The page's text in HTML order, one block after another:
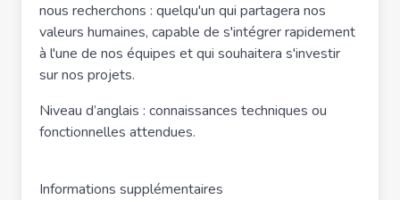
nous recherchons : quelqu'un qui partagera nos
valeurs humaines, capable de s'intégrer rapidement
à l'une de nos équipes et qui souhaitera s'investir
sur nos projets.
Niveau d’anglais : connaissances techniques ou
fonctionnelles attendues.
Informations supplémentaires